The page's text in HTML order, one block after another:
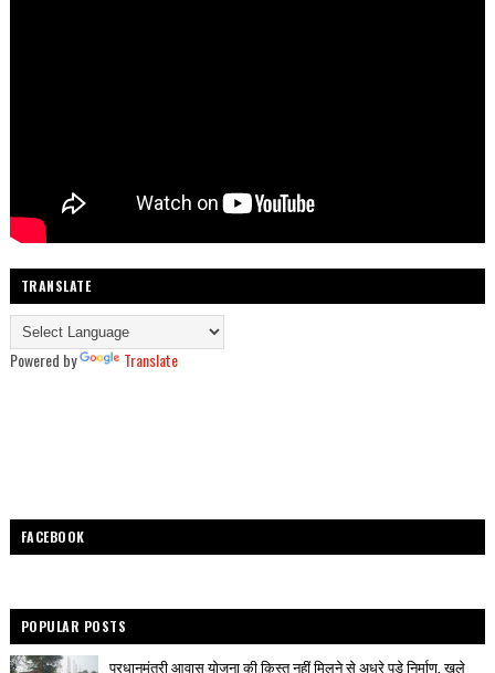
TRANSLATE
Powered by Translate
FACEBOOK
POPULAR POSTS
प्रधानमंत्री आवास योजना की क़िस्त नहीं मिलने से अधूरे पड़े निर्माण, खुले